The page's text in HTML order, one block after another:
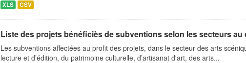
XLS CSV
Liste des projets bénéficiès de subventions selon les secteurs au
Les subventions affectées au profit des projets, dans le secteur des arts
lecture et d’édition, du patrimoine culturelle, d’artisanat d'art, des arts...